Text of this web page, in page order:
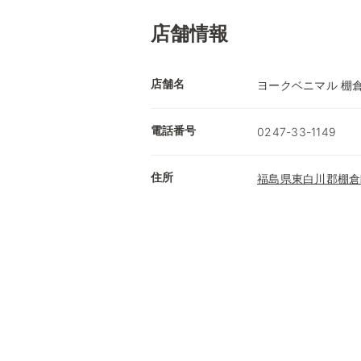
店舗情報
店舗名 ヨークベニマル 棚
電話番号 0247-33-1149
住所 福島県東白川郡棚